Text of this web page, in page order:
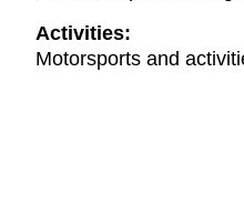
Activities:
Motorsports and